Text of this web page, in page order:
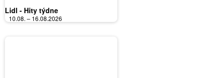
Lidl - Hity týdne
10.08. – 16.08.2026